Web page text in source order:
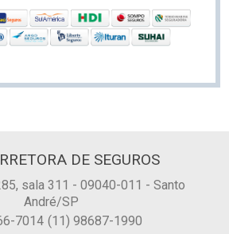
DE SEGUROS
sala 311 - 09040-011 - Santo
André/SP
7014 (11) 98687-1990